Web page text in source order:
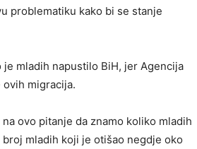
problematiku kako bi se stanje
mladih napustilo BiH, jer Agencija
migracija.
ovo pitanje da znamo koliko mladih
mladih koji je otišao negdje oko